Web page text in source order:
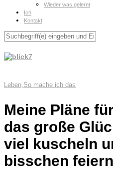
Wieder was gelernt
Ich
Kontakt
Leben,So mache ich das
Meine Pläne
das große
viel kuscheln
bisschen